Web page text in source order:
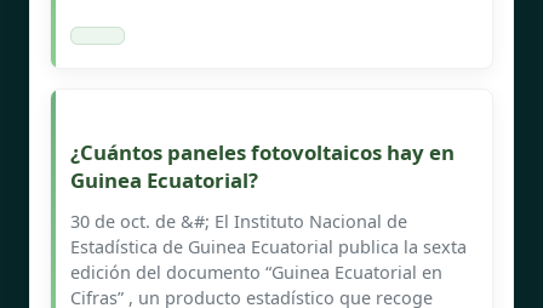
¿Cuántos paneles fotovoltaicos hay en
Guinea Ecuatorial?
30 de oct. de &#; El Instituto Nacional de
Estadística de Guinea Ecuatorial publica la sexta
edición del documento “Guinea Ecuatorial en
Cifras” , un producto estadístico que recoge